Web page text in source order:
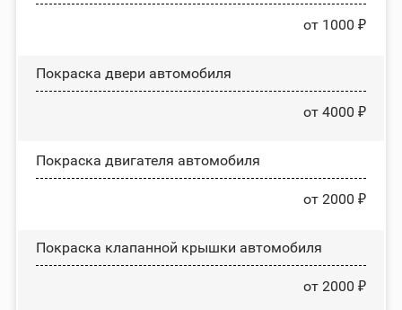
от 1000 ₽
Покраска двери автомобиля
от 4000 ₽
Покраска двигателя автомобиля
от 2000 ₽
Покраска клапанной крышки автомобиля
от 2000 ₽